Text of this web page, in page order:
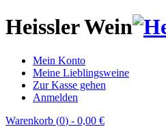
Heissler Wein
Mein Konto
Meine Lieblingsweine
Zur Kasse gehen
Anmelden
Warenkorb (0) - 0,00 €